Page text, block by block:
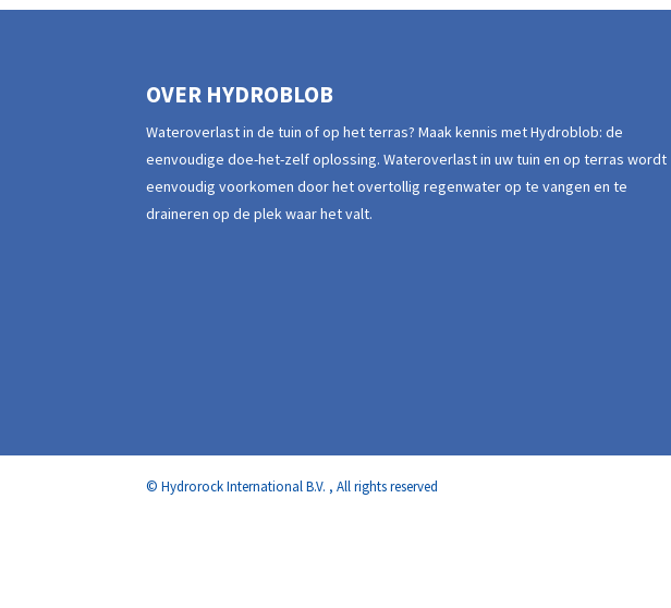
OVER HYDROBLOB
Wateroverlast in de tuin of op het terras? Maak kennis met Hydroblob: de
eenvoudige doe-het-zelf oplossing. Wateroverlast in uw tuin en op terras wordt
eenvoudig voorkomen door het overtollig regenwater op te vangen en te
draineren op de plek waar het valt.
© Hydrorock International B.V. , All rights reserved